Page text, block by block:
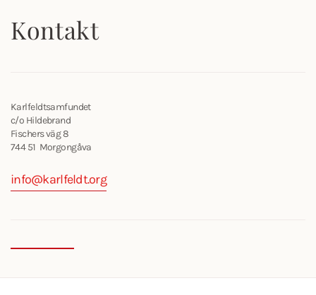
Kontakt
Karlfeldtsamfundet
c/o Hildebrand
Fischers väg 8
744 51 Morgongåva
info@karlfeldt.org